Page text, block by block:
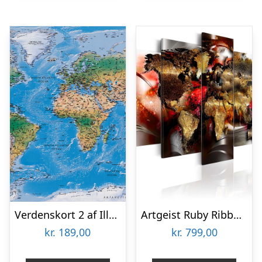
Verdenskort 2 af Illux
kr. 189,00
Artgeist Ruby Ribbon – Abstrakt verdenskort trykt på lærred, 5-delt (100×50 cm) 100×50
kr. 799,00